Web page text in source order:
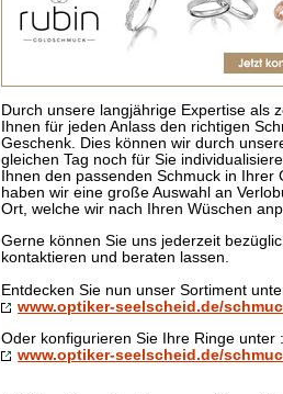
Durch unsere langjährige Expertise als
Ihnen für jeden Anlass den richtigen
Geschenk. Dies können wir durch
gleichen Tag noch für Sie
Ihnen den passenden Schmuck in
haben wir eine große Auswahl an
Ort, welche wir nach Ihren Wüschen
Gerne können Sie uns jederzeit
kontaktieren und beraten lassen.
Entdecken Sie nun unser Sortiment
www.optiker-seelscheid.de/
Oder konfigurieren Sie Ihre Ringe unter
www.optiker-seelscheid.de/